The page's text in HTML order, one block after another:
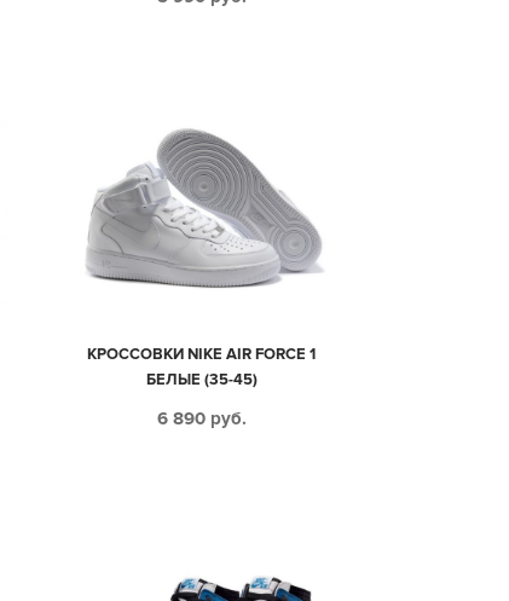
КРОССОВКИ NIKE AIR FORCE 1
БЕЛЫЕ (35-45)
6 890 руб.